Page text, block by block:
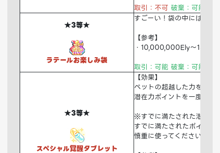
取引：不可 破棄：可能 倉
★3等★
ラテールお楽しみ袋
すごーい！袋の中にはEly
【参考】
・10,000,000Ely～
取引：可能 破棄：可能 倉
★3等★
スペシャル覚醒タブレット
【効果】
ペットの超越した力を呼び
潜在力ポイントを一度に満
※すでに満たされた潜在力
すでに満たされたポイント
慎重に使ってください